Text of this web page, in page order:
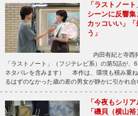
「ラストノー
シーンに反響
カッコいい」
う」
内田有紀と寺西
「ラストノート」（フジテレビ系）の第5話が、
ネタバレを含みます） 本作は、環境も積み重
るはずのなかった歳の差の男女が静かに引かれ
「今夜もシリ
「磯貝（横山